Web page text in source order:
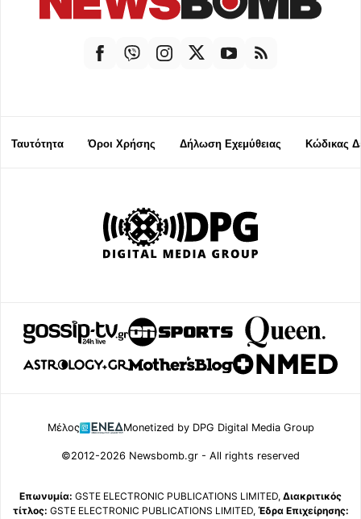
Ταυτότητα Όροι Χρήσης Δήλωση Εχεμύθειας Κώδικας
Μέλος Monetized by DPG Digital Media Group
©2012-2026 Newsbomb.gr - All rights reserved
Επωνυμία: GSTE ELECTRONIC PUBLICATIONS LIMITED, Διακριτικός
τίτλος: GSTE ELECTRONIC PUBLICATIONS LIMITED, Έδρα Επιχείρησης: